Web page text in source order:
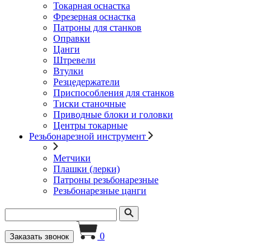
Токарная оснастка
Фрезерная оснастка
Патроны для станков
Оправки
Цанги
Штревели
Втулки
Резцедержатели
Приспособления для станков
Тиски станочные
Приводные блоки и головки
Центры токарные
Резьбонарезной инструмент
Метчики
Плашки (лерки)
Патроны резьбонарезные
Резьбонарезные цанги
Заказать звонок 0